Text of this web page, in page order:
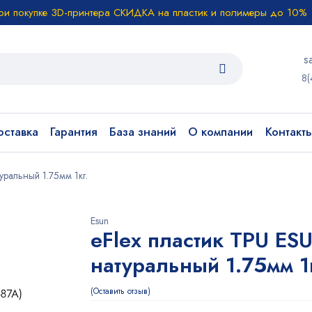
покупке 3D-принтера СКИДКА на пластик и полимеры до 10%
Гарантия База знаний О компании
1.75мм 1кг.
Esun
eFlex пластик TPU
натуральный 1.75мм
Оставить отзыв